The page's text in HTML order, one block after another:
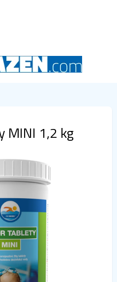
MINI 1,2 kg